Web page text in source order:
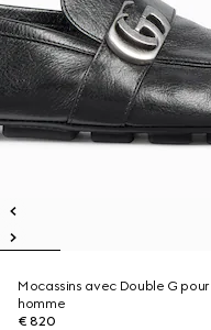
Mocassins avec Double G pour
homme
€ 820